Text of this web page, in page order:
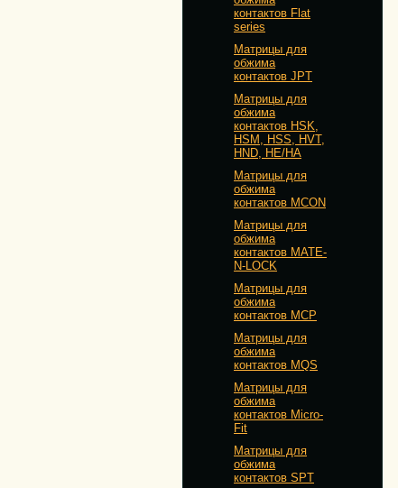
контактов Flat
series
Матрицы для
обжима
контактов JPT
Матрицы для
обжима
контактов HSK,
HSM, HSS, HVT,
HND, HE/HA
Матрицы для
обжима
контактов MCON
Матрицы для
обжима
контактов MATE-
N-LOCK
Матрицы для
обжима
контактов MCP
Матрицы для
обжима
контактов MQS
Матрицы для
обжима
контактов Micro-
Fit
Матрицы для
обжима
контактов SPT